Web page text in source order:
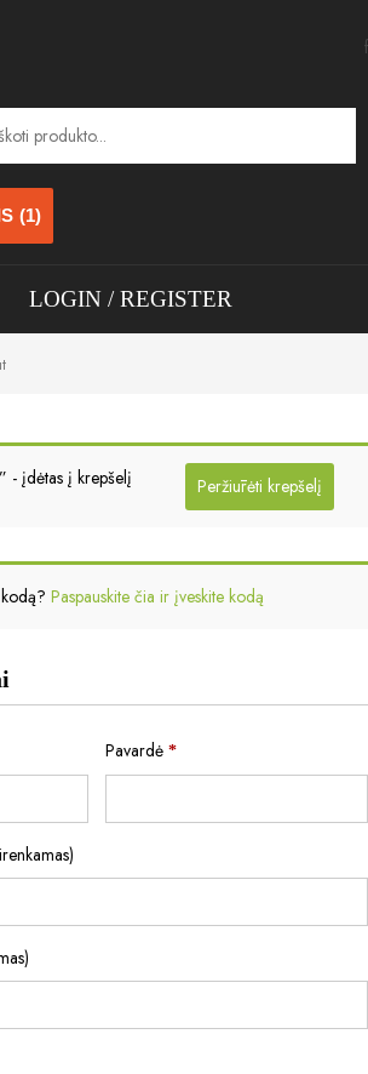
(1)
LOGIN REGISTER
- įdėtas į krepšelį Peržiūrėti krepšelį
Paspauskite čia ir įveskite kodą
Pavardė *